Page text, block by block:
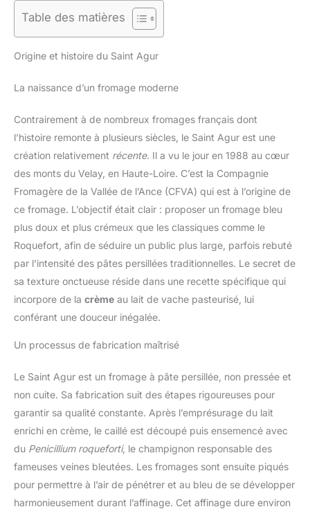
Table des matières
Origine et histoire du Saint Agur
La naissance d’un fromage moderne
Contrairement à de nombreux fromages français dont
l’histoire remonte à plusieurs siècles, le Saint Agur est une
création relativement récente. Il a vu le jour en 1988 au cœur
des monts du Velay, en Haute-Loire. C’est la Compagnie
Fromagère de la Vallée de l’Ance (CFVA) qui est à l’origine de
ce fromage. L’objectif était clair : proposer un fromage bleu
plus doux et plus crémeux que les classiques comme le
Roquefort, afin de séduire un public plus large, parfois rebuté
par l’intensité des pâtes persillées traditionnelles. Le secret de
sa texture onctueuse réside dans une recette spécifique qui
incorpore de la crème au lait de vache pasteurisé, lui
conférant une douceur inégalée.
Un processus de fabrication maîtrisé
Le Saint Agur est un fromage à pâte persillée, non pressée et
non cuite. Sa fabrication suit des étapes rigoureuses pour
garantir sa qualité constante. Après l’emprésurage du lait
enrichi en crème, le caillé est découpé puis ensemencé avec
du Penicillium roqueforti, le champignon responsable des
fameuses veines bleutées. Les fromages sont ensuite piqués
pour permettre à l’air de pénétrer et au bleu de se développer
harmonieusement durant l’affinage. Cet affinage dure environ